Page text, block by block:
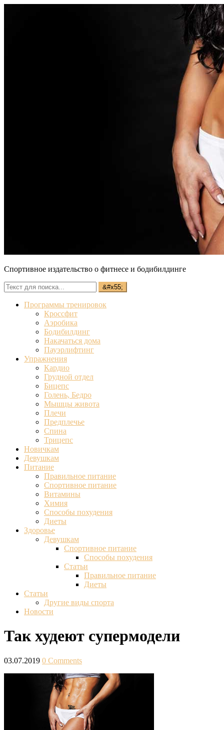
Спортивное издательство о фитнесе и бодибилдинге
Программы тренировок
Кроссфит
Аэробика
Бодибилдинг
Накачаться дома
Пауэрлифтинг
Упражнения
Кардио
Грудной отдел
Бицепс
Голень, Бедро
Мышцы живота
Плечи
Предплечье
Спина
Трицепс
Новичкам
Девушкам
Питание
Правильное питание
Спортивное питание
Витамины
Химия
Способы похудения
Диеты
Здоровье
Девушкам
Спортивное питание
Способы похудения
Статьи
Правильное питание
Диеты
Статьи
Другие виды спорта
Новости
Так худеют супермодели
03.07.2019 0 Comments